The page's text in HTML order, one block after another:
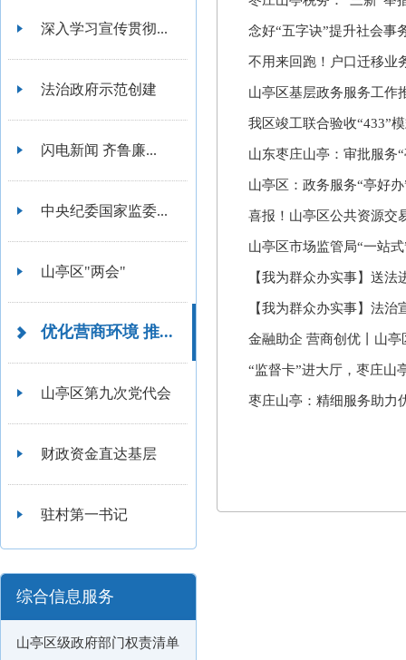
深入学习宣传贯彻...
法治政府示范创建
闪电新闻 齐鲁廉...
中央纪委国家监委...
山亭区"两会"
优化营商环境 推...
山亭区第九次党代会
财政资金直达基层
驻村第一书记
综合信息服务
山亭区级政府部门权责清单
念好“五字诀”提升社会事
不用来回跑！户口迁移业
山亭区基层政务服务工作
我区竣工联合验收“433”
山东枣庄山亭：审批服务
山亭区：政务服务“亭好
喜报！山亭区公共资源交
山亭区市场监管局“一站
【我为群众办实事】送法
【我为群众办实事】法
金融助企 营商创优丨山
“监督卡”进大厅，枣庄山
枣庄山亭：精细服务助力